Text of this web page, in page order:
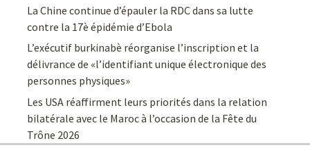
La Chine continue d’épauler la RDC dans sa lutte
contre la 17è épidémie d’Ebola
L’exécutif burkinabè réorganise l’inscription et la
délivrance de «l’identifiant unique électronique des
personnes physiques»
Les USA réaffirment leurs priorités dans la relation
bilatérale avec le Maroc à l’occasion de la Fête du
Trône 2026